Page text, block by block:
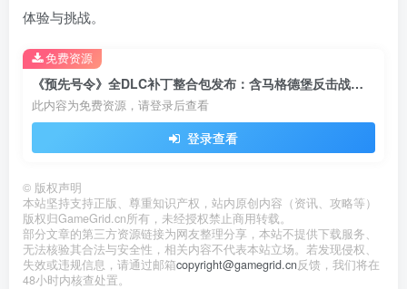
体验与挑战。
《预先号令》全DLC补丁整合包发布：含马格德堡反击战等全部内容
此内容为免费资源，请登录后查看
登录查看
免费资源
© 版权声明
本站坚持支持正版、尊重知识产权，站内原创内容（资讯、攻略等）
版权归GameGrid.cn所有，未经授权禁止商用转载。
部分文章的第三方资源链接为网友整理分享，本站不提供下载服务、
无法核验其合法与安全性，相关内容不代表本站立场。若发现侵权、
失效或违规信息，请通过邮箱copyright@gamegrid.cn反馈，我们将在
48小时内核查处置。